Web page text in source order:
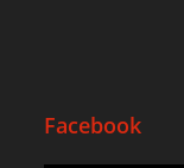
Facebook